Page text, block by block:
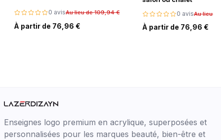
0 avisAu lieu de 109,94 €
À partir de 76,96 €
0 avisAu lieu
À partir de 76,96 €
Enseignes logo premium en acrylique, superposées et
personnalisées pour les marques beauté, bien-être et